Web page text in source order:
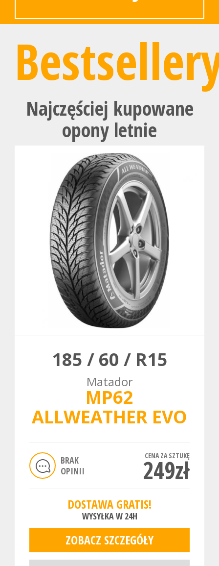
Najczęściej kupowane
opony letnie
185 / 60 / R15
Matador
MP62
ALLWEATHER EVO
BRAK
OPINII
CENA ZA SZTUKĘ
249zł
DOSTAWA GRATIS!
WYSYŁKA W 24H
ZOBACZ SZCZEGÓŁY